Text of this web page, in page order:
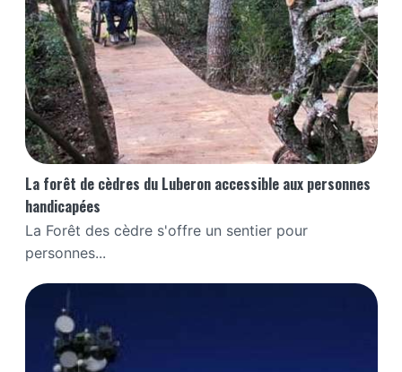
La forêt de cèdres du Luberon accessible aux personnes
handicapées
La Forêt des cèdre s'offre un sentier pour
personnes...